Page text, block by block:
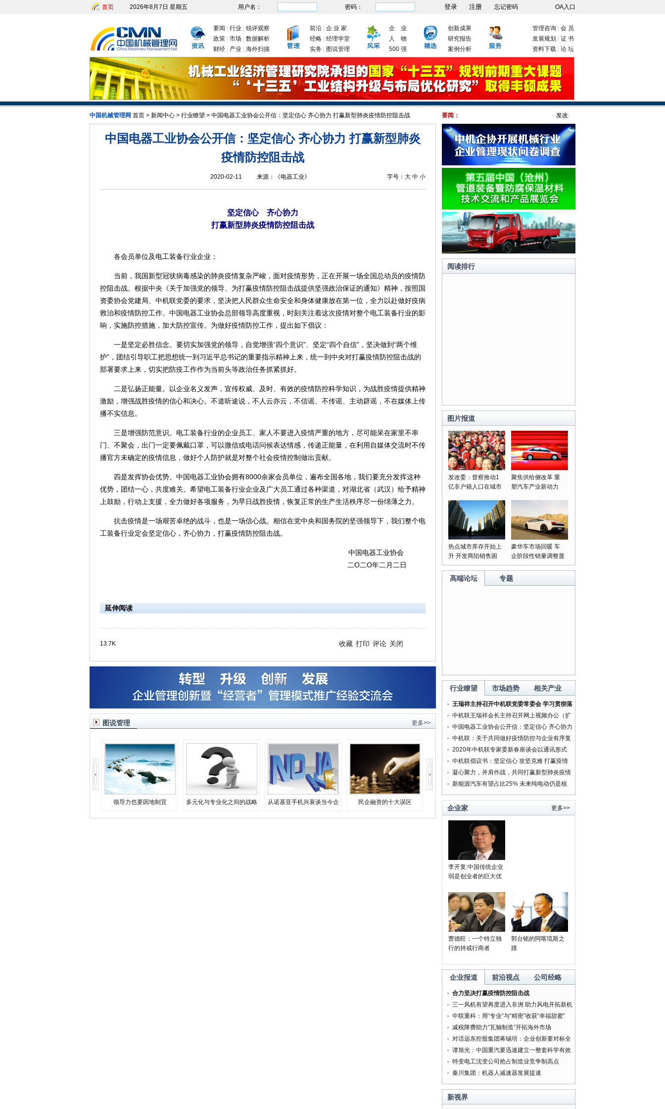
首页 2026年8月7日 星期五 用户名： 密码： 忘记密码 OA入口
要闻 行业
锐评观察
政策
市场
数据解析
财经
产业 海外扫描
前沿
企 业 家
经略
经理学堂
实务
图说管理
企 业
人 物
500 强
创新成果
研究报告
案例分析
管理咨询
会 员
发展规划
证 书
资料下载
论 坛
中国机械管理网 首页 > 新闻中心 > 行业瞭望 > 中国电器工业协会公开信：坚定信心 齐心协力 打赢新型肺炎疫情防控阻击战 要闻： 发改委：九大举措有序推动企业复工复产
中国电器工业协会公开信：坚定信心 齐心协力 打赢新型肺炎
疫情防控阻击战
字号： 大 中 小
2020-02-11 来源： 《电器工业》
坚定信心 齐心协力
打赢新型肺炎疫情防控阻击战
各会员单位及电工装备行业企业：
当前，我国新型冠状病毒感染的肺炎疫情复杂严峻，面对疫情形势，正在开展一场全国总动员的疫情防
控阻击战。根据中央《关于加强党的领导、为打赢疫情防控阻击战提供坚强政治保证的通知》精神，按照国
资委协会党建局、中机联党委的要求，坚决把人民群众生命安全和身体健康放在第一位，全力以赴做好疫病
救治和疫情防控工作。中国电器工业协会总部领导高度重视，时刻关注着这次疫情对整个电工装备行业的影
响，实施防控措施，加大防控宣传。为做好疫情防控工作，提出如下倡议：
一是坚定必胜信念。要切实加强党的领导，自觉增强“四个意识”、坚定“四个自信”，坚决做到“两个维
护”，团结引导职工把思想统一到习近平总书记的重要指示精神上来，统一到中央对打赢疫情防控阻击战的
部署要求上来，切实把防疫工作作为当前头等政治任务抓紧抓好。
二是弘扬正能量。以企业名义发声，宣传权威、及时、有效的疫情防控科学知识，为战胜疫情提供精神
激励，增强战胜疫情的信心和决心。不道听途说，不人云亦云，不信谣、不传谣、主动辟谣，不在媒体上传
播不实信息。
三是增强防范意识。电工装备行业的企业员工、家人不要进入疫情严重的地方，尽可能呆在家里不串
门、不聚会，出门一定要佩戴口罩，可以微信或电话问候表达情感，传递正能量，在利用自媒体交流时不传
播官方未确定的疫情信息，做好个人防护就是对整个社会疫情控制做出贡献。
四是发挥协会优势。中国电器工业协会拥有8000余家会员单位，遍布全国各地，我们要充分发挥这种
优势，团结一心，共度难关。希望电工装备行业企业及广大员工通过各种渠道，对湖北省（武汉）给予精神
上鼓励，行动上支援，全力做好各项服务，为早日战胜疫情，恢复正常的生产生活秩序尽一份绵薄之力。
抗击疫情是一场艰苦卓绝的战斗，也是一场信心战。相信在党中央和国务院的坚强领导下，我们整个电
工装备行业定会坚定信心，齐心协力，打赢疫情防控阻击战。
中国电器工业协会
二O二O年二月二日
延伸阅读
13.7K 收藏 打印 评论 关闭
图说管理 更多>>
领导力也要因地制宜
多元化与专业化之间的战略
从诺基亚手机兴衰谈当今企
民企融资的十大误区 领导者的强制权力 老板身边为何“庸才”多？
阅读排行
图片报道
发改委：督察推动1
亿非户籍人口在城市
聚焦供给侧改革 重
塑汽车产业新动力
热点城市库存开始上
升 开发商陷销售困
局
豪华车市场回暖 车
企阶段性销量调整显
成果
高端论坛 专题
行业瞭望 市场趋势 相关产业
王瑞祥主持召开中机联党委常委会 学习贯彻落
实中央精神研究部署有关工作
中机联王瑞祥会长主持召开网上视频办公（扩
大）会
中国电器工业协会公开信：坚定信心 齐心协力
打赢新型肺炎疫情防控阻击战
中机联：关于共同做好疫情防控与企业有序复
工复产服务工作的通知
2020年中机联专家委新春座谈会以通讯形式
按时召开
中机联倡议书：坚定信心 攻坚克难 打赢疫情
防控人民战争
凝心聚力，并肩作战，共同打赢新型肺炎疫情
防控阻击战
新能源汽车有望占比25% 未来纯电动仍是核
心方向
企业家 更多>>
李开复:中国传统企业
弱是创业者的巨大优
曹德旺：一个特立独
行的持戒行商者
郭台铭的阿喀琉斯之
踵
企业报道 前沿视点 公司经略
合力坚决打赢疫情防控阻击战
三一风机有望再度进入非洲 助力风电开拓新机
遇
中联重科：用“专业”与“精密”收获“幸福甜蜜”
减税降费助力“瓦轴制造”开拓海外市场
对话远东控股集团蒋锡培：企业创新要对标全
球最好的企业
谭旭光：中国重汽要迅速建立一整套科学有效
的管理体系
特变电工沈变公司抢占制造业竞争制高点
秦川集团：机器人减速器发展提速
新视界